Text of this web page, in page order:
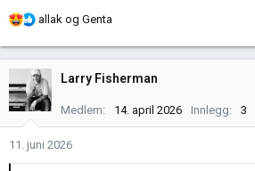
R
k
s
j
o
n
e
allak og Genta
Larry Fisherman
Medlem 14. april 2026 Innlegg 3
11. juni 2026